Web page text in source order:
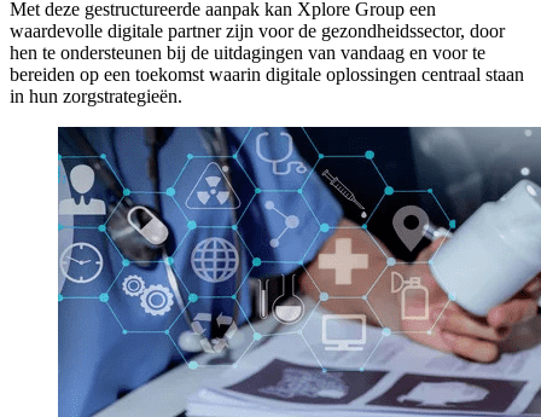
Met deze gestructureerde aanpak kan Xplore Group een
waardevolle digitale partner zijn voor de gezondheidssector, door
hen te ondersteunen bij de uitdagingen van vandaag en voor te
bereiden op een toekomst waarin digitale oplossingen centraal staan
in hun zorgstrategieën.